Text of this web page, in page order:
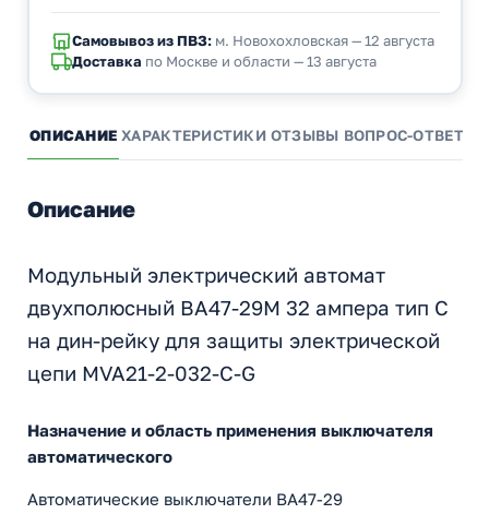
Самовывоз из ПВЗ:м. Новохохловская — 12 августа
Доставка по Москве и области — 13 августа
ОПИСАНИЕ ХАРАКТЕРИСТИКИ ОТЗЫВЫ ВОПРОС-ОТВЕТ
Описание
Модульный электрический автомат
двухполюсный ВА47-29М 32 ампера тип С
на дин-рейку для защиты электрической
цепи MVA21-2-032-C-G
Назначение и область применения выключателя
автоматического
Автоматические выключатели ВА47-29